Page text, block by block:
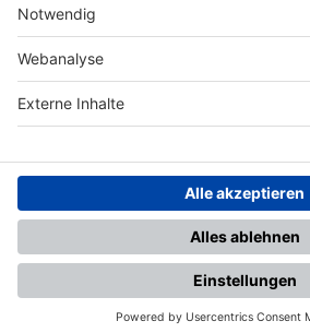
Nutzungsbedingungen Datenschutz